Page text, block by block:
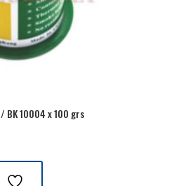
BK 10004 x 100 grs